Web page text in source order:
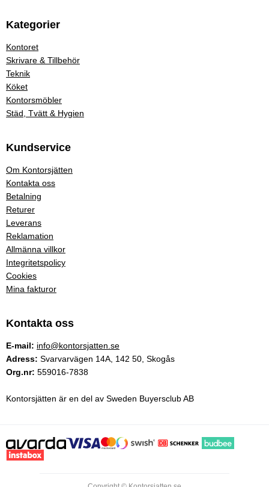
Kategorier
Kontoret
Skrivare & Tillbehör
Teknik
Köket
Kontorsmöbler
Städ, Tvätt & Hygien
Kundservice
Om Kontorsjätten
Kontakta oss
Betalning
Returer
Leverans
Reklamation
Allmänna villkor
Integritetspolicy
Cookies
Mina fakturor
Kontakta oss
E-mail: info@kontorsjatten.se
Adress: Svarvarvägen 14A, 142 50, Skogås
Org.nr: 559016-7838
Kontorsjätten är en del av Sweden Buyersclub AB